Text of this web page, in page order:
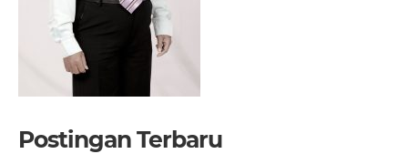
Postingan Terbaru